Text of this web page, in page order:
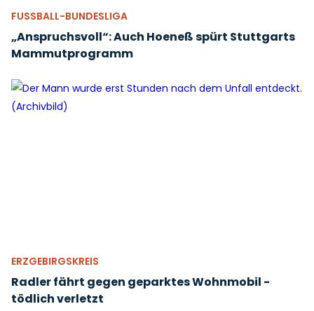
FUSSBALL-BUNDESLIGA
„Anspruchsvoll“: Auch Hoeneß spürt Stuttgarts
Mammutprogramm
ERZGEBIRGSKREIS
Radler fährt gegen geparktes Wohnmobil -
tödlich verletzt